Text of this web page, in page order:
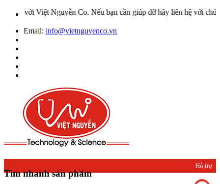
Nguyễn Co. Nếu bạn cần giúp đỡ hãy liên hệ với chúng tôi qua
Email: info@vietnguyenco.vn
Tìm nhanh sản phẩm
Hỗ trợ
khách